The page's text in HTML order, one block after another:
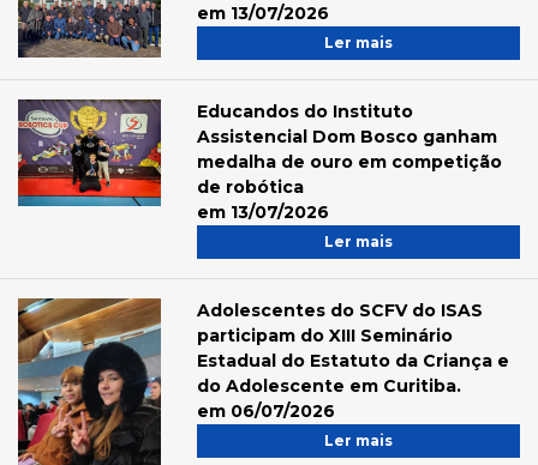
em 13/07/2026
Ler mais
Educandos do Instituto
Assistencial Dom Bosco ganham
medalha de ouro em competição
de robótica
em 13/07/2026
Ler mais
Adolescentes do SCFV do ISAS
participam do XIII Seminário
Estadual do Estatuto da Criança e
do Adolescente em Curitiba.
em 06/07/2026
Ler mais